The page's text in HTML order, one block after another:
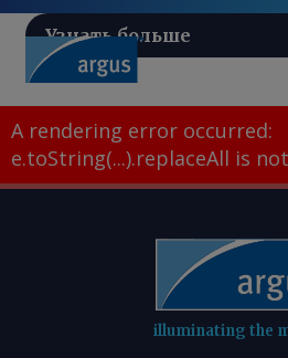
Узнать больше
A rendering error occurred:
e.toString(...).replaceAll is
illuminating the